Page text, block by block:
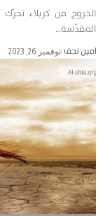
الخروج من كربلاء
المقدّسة…
امین نجف نوفمبر 26, 2023